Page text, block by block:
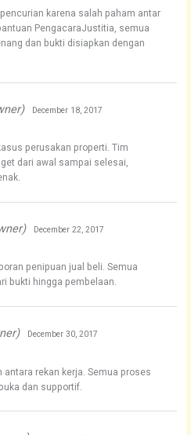
karena salah paham antar
PengacaraJustitia, semua
dan bukti disiapkan dengan
December 18, 2017
perusakan properti. Tim
dari awal sampai selesai,
December 22, 2017
penipuan jual beli. Semua
bukti hingga pembelaan.
December 30, 2017
antara rekan kerja. Semua proses
dan supportif.